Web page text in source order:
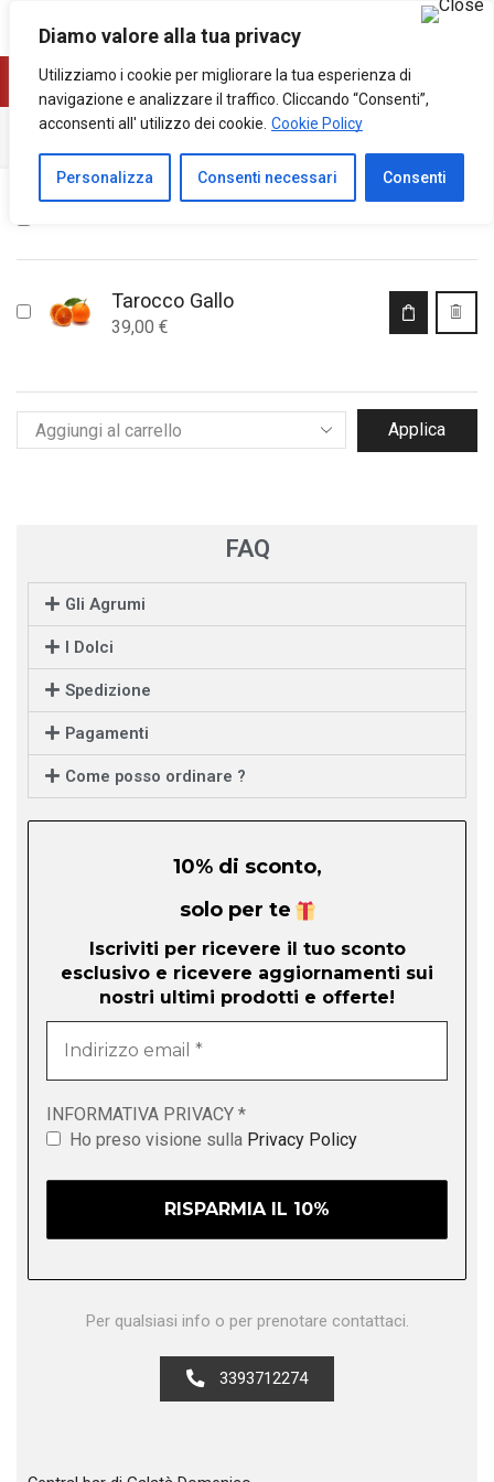
Diamo valore alla tua privacy
Utilizziamo i cookie per migliorare la tua esperienza di
navigazione e analizzare il traffico. Cliccando “Consenti”,
acconsenti all' utilizzo dei cookie. Cookie Policy
Personalizza Consenti necessari Consenti
0
PREFERITI
Tarocco Gallo
39,00 €
Applica
FAQ
Gli Agrumi
I Dolci
Spedizione
Pagamenti
Come posso ordinare ?
10% di sconto,
solo per te
Iscriviti per ricevere il tuo sconto
esclusivo e ricevere aggiornamenti sui
nostri ultimi prodotti e offerte!
email
*
INFORMATIVA PRIVACY *
Ho preso visione sulla Privacy Policy
Per qualsiasi info o per prenotare contattaci.
3393712274